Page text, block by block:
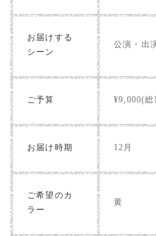
お届けする
シーン
公演・出
ご予算 ¥9,000(
お届け時期 12月
ご希望のカ
ラー
黄